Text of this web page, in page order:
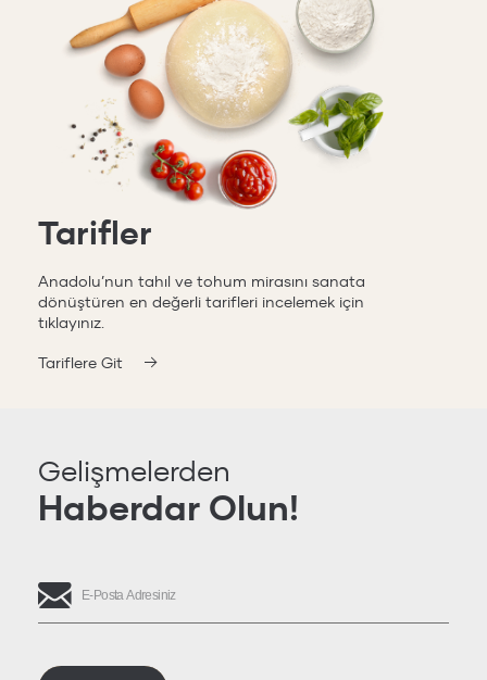
Tarifler
Anadolu’nun tahıl ve tohum mirasını sanata
dönüştüren en değerli tarifleri incelemek için
tıklayınız.
Tariflere Git
Gelişmelerden
Haberdar Olun!